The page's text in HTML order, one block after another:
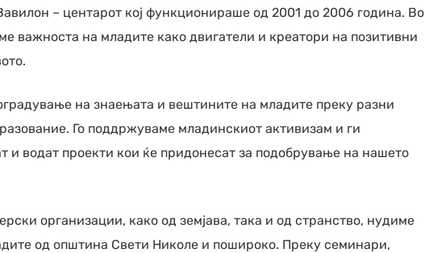
– центарот кој функционираше од 2001 до 2006 година. Во
важноста на младите како двигатели и креатори на позитивни
на знаењата и вештините на младите преку разни
Го поддржуваме младинскиот активизам и ги
и водат проекти кои ќе придонесат за подобрување на нашето
организации, како од земјава, така и од странство, нудиме
од општина Свети Николе и пошироко. Преку семинари,